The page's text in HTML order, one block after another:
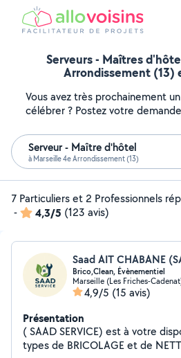
Serveurs - Maîtres
Arrondissement (13)
Vous avez très prochainement
célébrer ? Postez votre
Serveur - Maître d'hôtel
à Marseille 4e Arrondissement (13)
7 Particuliers et 2 Professionnels
-
4,3/5 (123 avis)
Saad AIT CHABANE
Brico,Clean, Évènementiel
Marseille (Les Friches-
4,9/5 (15 avis)
Présentation
( SAAD SERVICE) est à votre
types de BRICOLAGE et de NETTOYAGE -